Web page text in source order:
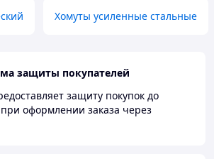
Хомуты усиленные стальные
защиты покупателей
защиту покупок до
при оформлении заказа через